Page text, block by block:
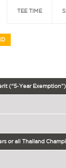
TEE TIME
(“5‐Year
or all Thailand